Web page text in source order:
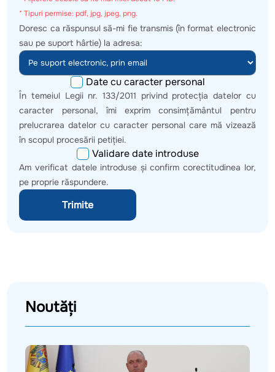
* Tipuri permise: pdf, jpg, jpeg, png.
Doresc ca răspunsul să-mi fie transmis (în format electronic
sau pe suport hârtie) la adresa:
Date cu caracter personal
În temeiul Legii nr. 133/2011 privind protecţia datelor cu
caracter personal, îmi exprim consimţământul pentru
prelucrarea datelor cu caracter personal care mă vizează
în scopul procesării petiției.
Validare date introduse
Am verificat datele introduse şi confirm corectitudinea lor,
pe proprie răspundere.
Trimite
Noutăți